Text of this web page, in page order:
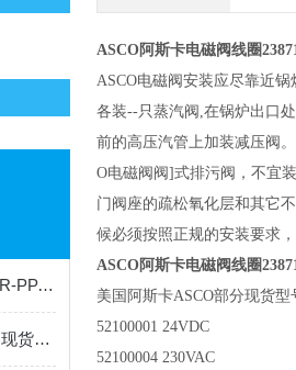
力士乐A10VSO45DFLR/31R-PPA12N00现货供应
上海辰丁美国GEMS传感器现货库存
ASCO阿斯卡电磁阀线圈
ASCO电磁阀安装应尽靠近
各装--只蒸汽阀,在锅炉出口
前的高压汽管上加装减压阀
O电磁阀阀]式排污阀，不宜
门阀座的疏松氧化层和其它
候必须按照正规的安装要求
ASCO阿斯卡电磁阀线圈
美国阿斯卡ASCO部分现货型
52100001 24VDC
52100004 230VAC